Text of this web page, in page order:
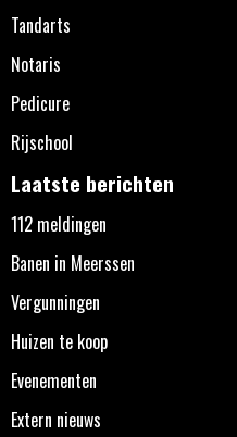
Tandarts
Notaris
Pedicure
Rijschool
Laatste berichten
112 meldingen
Banen in Meerssen
Vergunningen
Huizen te koop
Evenementen
Extern nieuws